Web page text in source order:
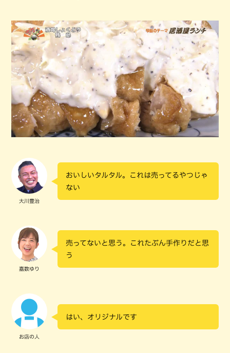
大川豊治
おいしいタルタル。これは売ってるやつじゃ
ない
嘉数ゆり
売ってないと思う。これたぶん手作りだと思
う
お店の人
はい、オリジナルです